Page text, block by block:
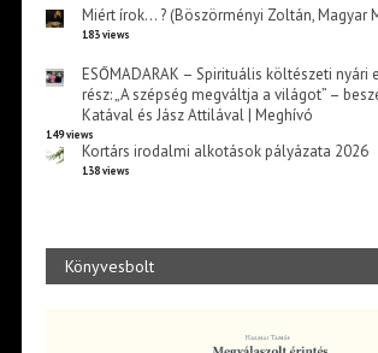
Miért írok… ? (Böszörményi Zoltán, Magyar
183 views
ESŐMADARAK – Spirituális költészeti nyári
rész: „A szépség megváltja a világot” –
Katával és Jász Attilával | Meghívó
149 views
Kortárs irodalmi alkotások pályázata 2026
138 views
Könyvesbolt